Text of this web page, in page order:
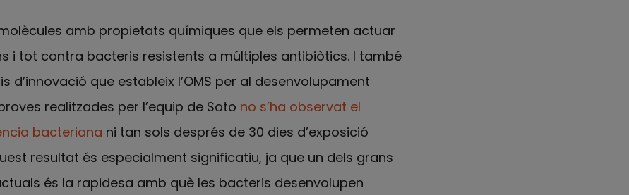
amb propietats químiques que els permeten actuar
i tot contra bacteris resistents a múltiples antibiòtics. I també
d’innovació que estableix l’OMS per al desenvolupament
realitzades per l’equip de Soto no s’ha observat el
bacteriana ni tan sols després de 30 dies d’exposició
resultat és especialment significatiu, ja que un dels grans
és la rapidesa amb què les bacteris desenvolupen